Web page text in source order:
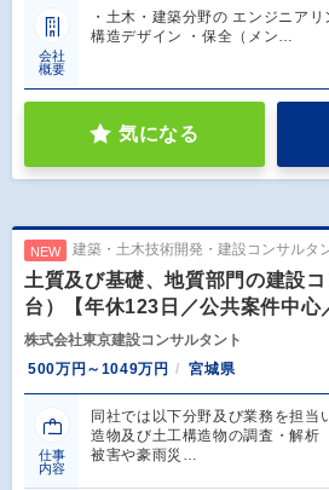
会社
概要
・土木・建築分野の エンジニア
構造デザイン ・保全（メン…
気になる
NEW 建築・土木技術開発・建設コンサルタ
土質及び基礎、地質部門の建設
台）【年休123日／公共案件中心
株式会社東京建設コンサルタント
500万円～1049万円
宮城県
仕事
内容
同社では以下分野及び業務を担当
造物及び土工構造物の調査・解析
被害や豪雨災…